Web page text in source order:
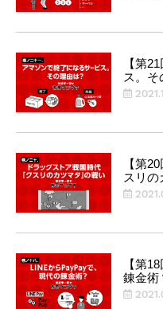
【第
ス。そ
【第
スリの
【第
錬金術